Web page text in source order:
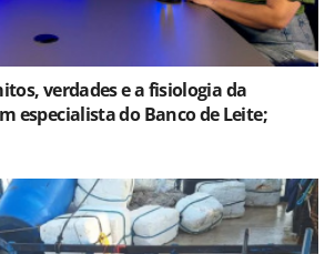
verdades e a fisiologia da
especialista do Banco de Leite;